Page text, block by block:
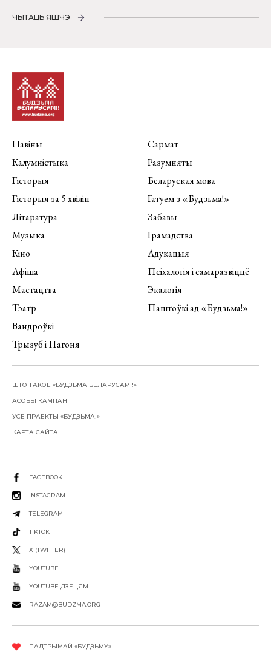
ЧЫТАЦЬ ЯШЧЭ
Навіны
Калумністыка
Гісторыя
Гісторыя за 5 хвілін
Літаратура
Музыка
Кіно
Афіша
Мастацтва
Тэатр
Вандроўкі
Трызуб і Пагоня
Сармат
Разумняты
Беларуская мова
Гатуем з «Будзьма!»
Забавы
Грамадства
Адукацыя
Псіхалогія і самаразвіццё
Экалогія
Паштоўкі ад «Будзьма!»
ШТО ТАКОЕ «БУДЗЬМА БЕЛАРУСАМІ!»
АСОБЫ КАМПАНІІ
УСЕ ПРАЕКТЫ «БУДЗЬМА!»
КАРТА САЙТА
FACEBOOK
INSTAGRAM
TELEGRAM
TIKTOK
X (TWITTER)
YOUTUBE
YOUTUBE ДЗЕЦЯМ
RAZAM@BUDZMA.ORG
ПАДТРЫМАЙ «БУДЗЬМУ»